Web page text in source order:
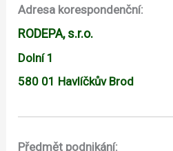
Adresa korespondenční:
RODEPA, s.r.o.
Dolní 1
580 01 Havlíčkův Brod
Předmět podnikání: